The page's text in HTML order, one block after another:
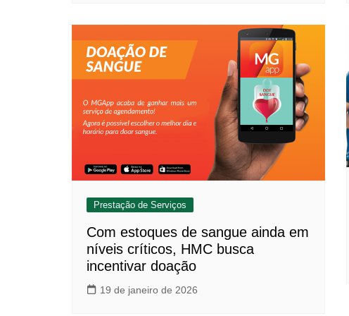
Prestação de Serviços
Com estoques de sangue ainda em
níveis críticos, HMC busca
incentivar doação
19 de janeiro de 2026